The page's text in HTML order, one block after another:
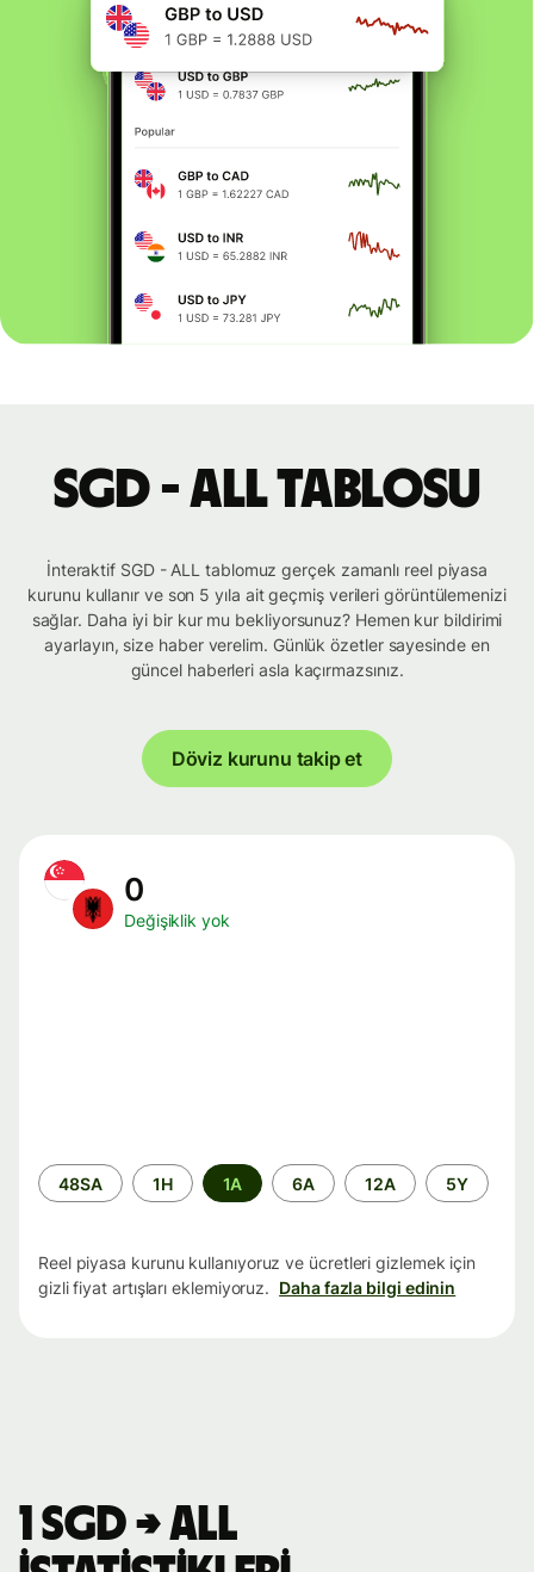
SGD - ALL tablosu
İnteraktif SGD - ALL tablomuz gerçek zamanlı reel piyasa
kurunu kullanır ve son 5 yıla ait geçmiş verileri görüntülemenizi
sağlar. Daha iyi bir kur mu bekliyorsunuz? Hemen kur bildirimi
ayarlayın, size haber verelim. Günlük özetler sayesinde en
güncel haberleri asla kaçırmazsınız.
Döviz kurunu takip et
0
Değişiklik yok
Zaman
aralığı
48SA 1H 1A 6A 12A 5Y
Reel piyasa kurunu kullanıyoruz ve ücretleri gizlemek için
gizli fiyat artışları eklemiyoruz. Daha fazla bilgi edinin
1 SGD → ALL